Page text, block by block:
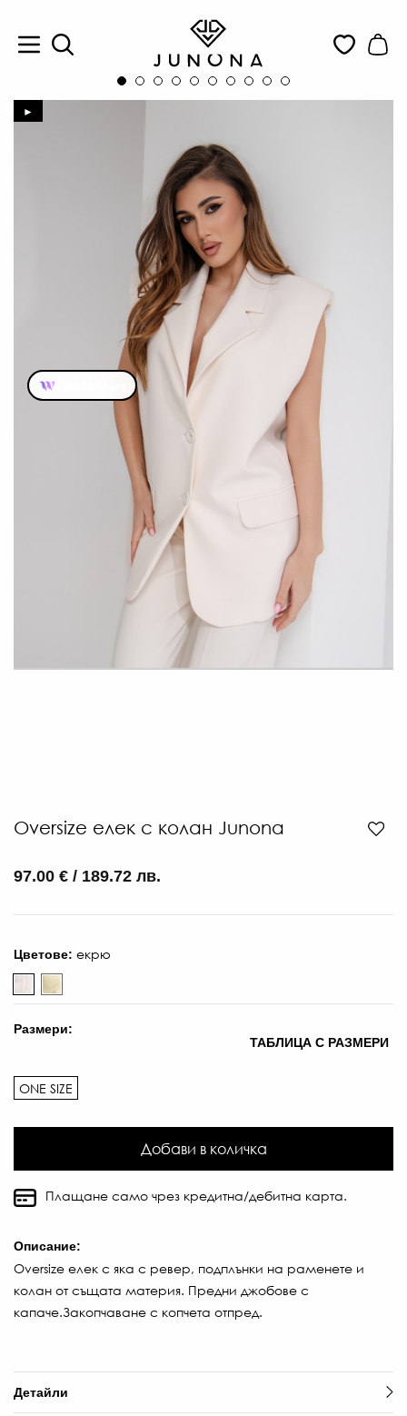
►
Oversize елек с колан Junona
97.00 € / 189.72 лв.
Цветове: екрю
Размери:
ТАБЛИЦА С РАЗМЕРИ
ONE SIZE
Добави в количка
Плащане само чрез кредитна/дебитна карта.
Описание:
Oversize елек с яка с ревер, подплънки на раменете и
колан от същата материя. Предни джобове с
капаче.Закопчаване с копчета отпред.
Детайли